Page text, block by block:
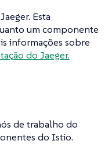
Esta
um componente
informações sobre
do Jaeger.
de trabalho do
do Istio.